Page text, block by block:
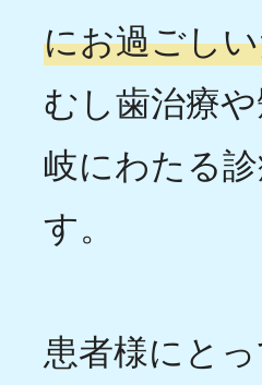
にお過ごし
むし歯治療
岐にわたる
す。
患者様にと